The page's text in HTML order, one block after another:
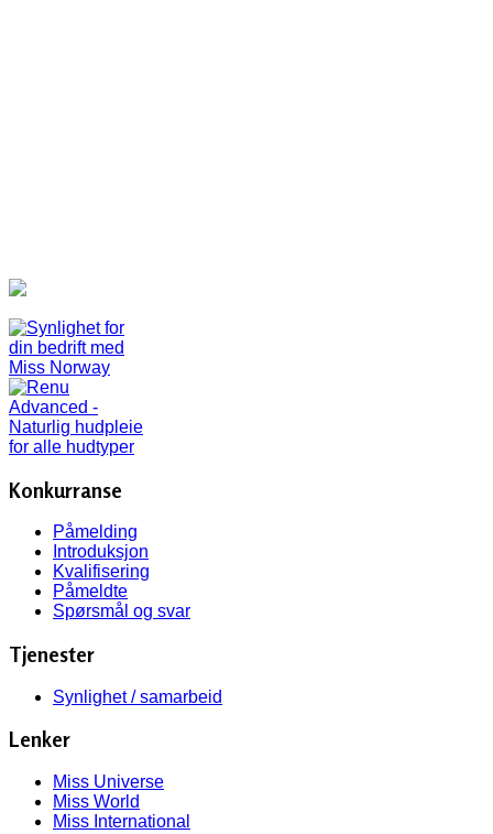
Konkurranse
Påmelding
Introduksjon
Kvalifisering
Påmeldte
Spørsmål og svar
Tjenester
Synlighet / samarbeid
Lenker
Miss Universe
Miss World
Miss International